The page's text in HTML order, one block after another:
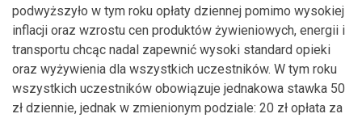
podwyższyło w tym roku opłaty dziennej pomimo wysokiej
inflacji oraz wzrostu cen produktów żywieniowych, energii i
transportu chcąc nadal zapewnić wysoki standard opieki
oraz wyżywienia dla wszystkich uczestników. W tym roku
wszystkich uczestników obowiązuje jednakowa stawka 50
zł dziennie, jednak w zmienionym podziale: 20 zł opłata za